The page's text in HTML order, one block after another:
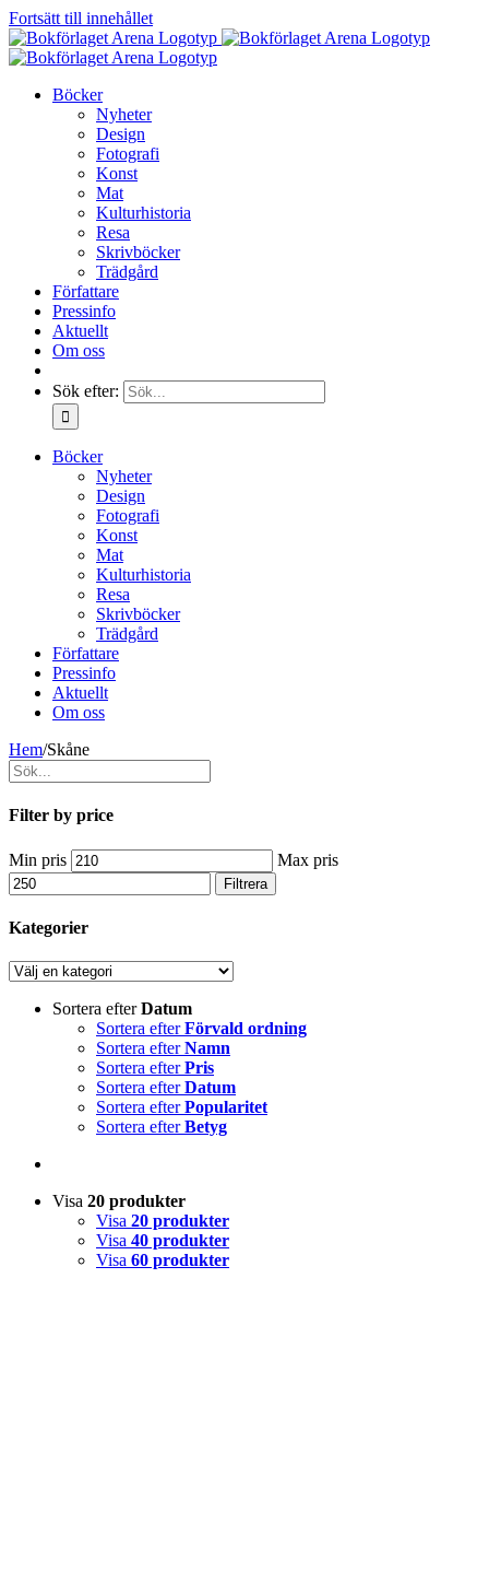
Fortsätt till innehållet
Böcker
Nyheter
Design
Fotografi
Konst
Mat
Kulturhistoria
Resa
Skrivböcker
Trädgård
Författare
Pressinfo
Aktuellt
Om oss
Sök efter:
Böcker
Nyheter
Design
Fotografi
Konst
Mat
Kulturhistoria
Resa
Skrivböcker
Trädgård
Författare
Pressinfo
Aktuellt
Om oss
Hem/Skåne
Filter by price
Min pris Max pris
Filtrera
Kategorier
Sortera efterDatum
Sortera efterFörvald ordning
Sortera efterNamn
Sortera efterPris
Sortera efterDatum
Sortera efterPopularitet
Sortera efterBetyg
Visa 20 produkter
Visa 20 produkter
Visa 40 produkter
Visa 60 produkter